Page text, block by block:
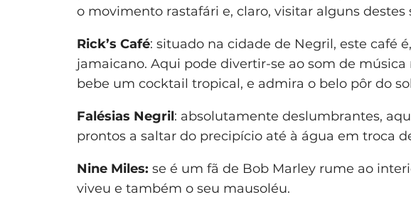
o movimento rastafári e, claro, visitar alguns destes
Rick’s Café: situado na cidade de Negril, este café
jamaicano. Aqui pode divertir-se ao som de
bebe um cocktail tropical, e admira o belo pôr do
Falésias Negril: absolutamente deslumbrantes,
prontos a saltar do precipício até à água em troca
Nine Miles: se é um fã de Bob Marley rume ao
viveu e também o seu mausoléu.